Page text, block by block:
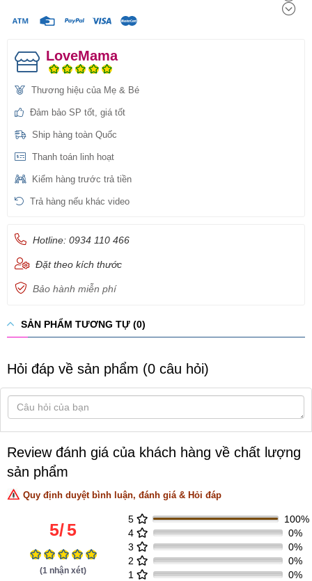
LoveMama
Thương hiệu của Mẹ & Bé
Đảm bảo SP tốt, giá tốt
Ship hàng toàn Quốc
Thanh toán linh hoạt
Kiểm hàng trước trả tiền
Trả hàng nếu khác video
Hotline: 0934 110 466
Đặt theo kích thước
Bảo hành miễn phí
SẢN PHẨM TƯƠNG TỰ (0)
Hỏi đáp về sản phẩm (0 câu hỏi)
Review đánh giá của khách hàng về chất lượng
sản phẩm
Quy định duyệt bình luận, đánh giá & Hỏi đáp
5/5
(1 nhận xét)
5
100%
4
0%
3
0%
2
0%
1
0%